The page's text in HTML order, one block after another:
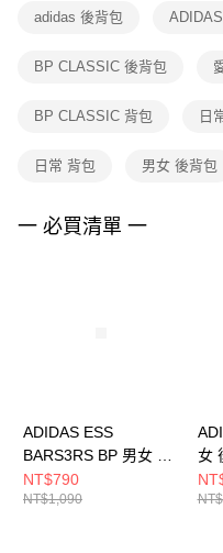
客戶支援中心」https://
１．透過由恩沛科技股份有限公
權轉讓予恩沛科技股份有限公司。
３．未成年的使用者請事先徵得
４．使用「AFTEE先享後付」時
adidas 後背包
BP CLASSIC 後背包
BP CLASSIC 背包 日
日常 背包 男女 後背包
一 必買清單 一
ADIDAS ESS
BARS3RS BP 男女 後
背包 JX6497
NT$790
NT$1,090
女